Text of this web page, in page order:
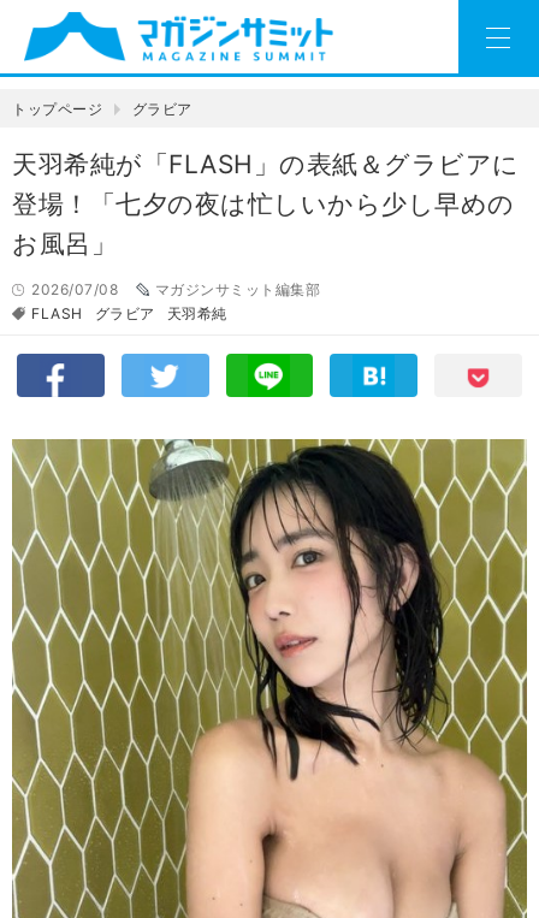
トップページ グラビア
天羽希純が「FLASH」の表紙＆グラビアに
登場！「七夕の夜は忙しいから少し早めの
お風呂」
2026/07/08
マガジンサミット編集部
FLASH
グラビア 天羽希純